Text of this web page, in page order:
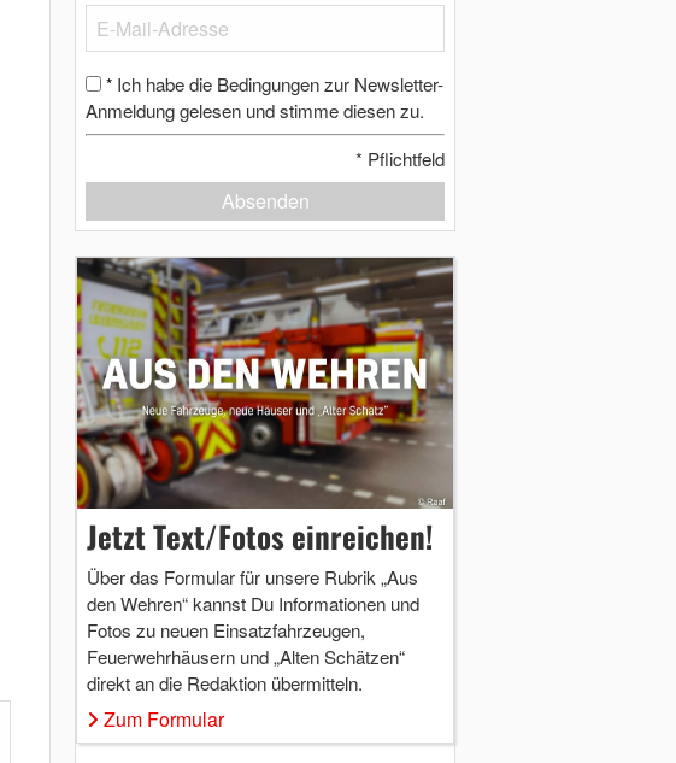
* Ich habe die Bedingungen zur Newsletter-
Anmeldung gelesen und stimme diesen zu.
* Pflichtfeld
Absenden
Jetzt Text/Fotos einreichen!
Über das Formular für unsere Rubrik „Aus
den Wehren“ kannst Du Informationen und
Fotos zu neuen Einsatzfahrzeugen,
Feuerwehrhäusern und „Alten Schätzen“
direkt an die Redaktion übermitteln.
Zum Formular